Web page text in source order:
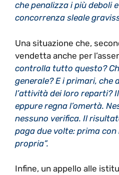
che penalizza i più deboli
concorrenza sleale
Una situazione che,
vendetta anche per
controlla tutto questo?
generale? E i primari,
l’attività dei loro reparti?
eppure regna l’omertà.
nessuno verifica. Il
paga due volte: prima
propria”.
Infine, un appello alle